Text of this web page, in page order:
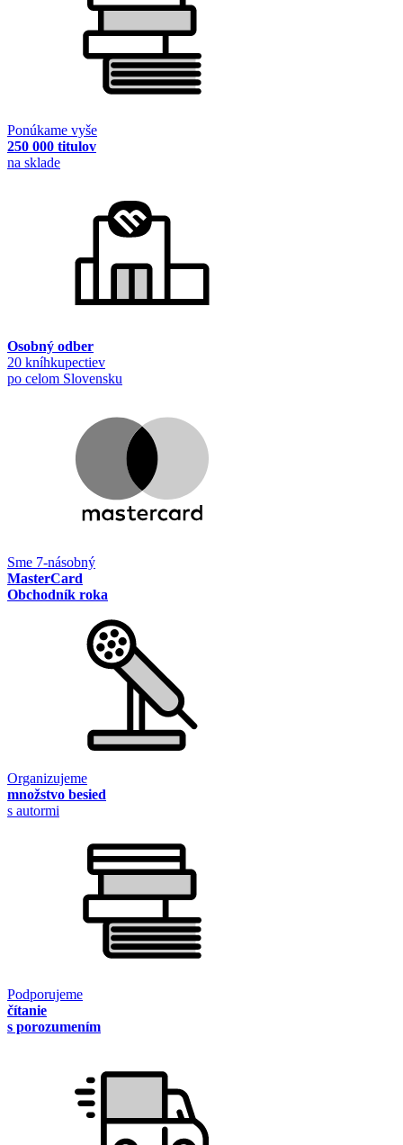
Ponúkame vyše
250 000 titulov
na sklade
Osobný odber
20 kníhkupectiev
po celom Slovensku
Sme 7-násobný
MasterCard
Obchodník roka
Organizujeme
množstvo besied
s autormi
Podporujeme
čítanie
s porozumením